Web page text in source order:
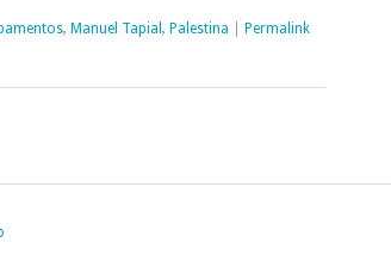
, Manuel Tapial , Palestina Permalink